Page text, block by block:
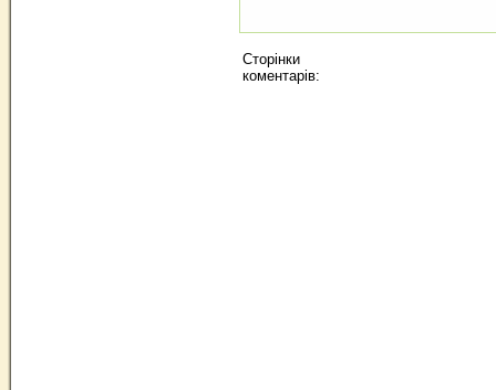
Сторінки
коментарів: